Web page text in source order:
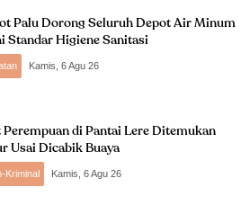
Palu Dorong Seluruh Depot Air Minum
Standar Higiene Sanitasi
Kamis, 6 Agu 26
Perempuan di Pantai Lere Ditemukan
Usai Dicabik Buaya
Kriminal Kamis, 6 Agu 26